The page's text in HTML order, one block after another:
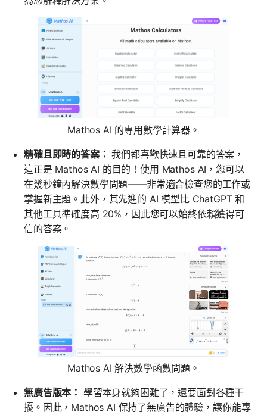
Mathos AI 的專用數學計算器。
精確且即時的答案： 我們都喜歡快速且可靠的答案，
這正是 Mathos AI 的目的！使用 Mathos AI，您可以
在幾秒鐘內解決數學問題——非常適合檢查您的工作或
掌握新主題。此外，其先進的 AI 模型比 ChatGPT 和
其他工具準確度高 20%，因此您可以始終依賴獲得可
信的答案。
Mathos AI 解決數學函數問題。
無廣告版本： 學習本身就夠困難了，還要面對各種干
擾。因此，Mathos AI 保持了無廣告的體驗，讓你能專